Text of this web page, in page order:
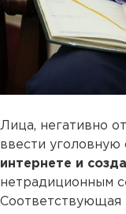
Лица, негативно
ввести уголовную
интернете и
нетрадиционным
Соответствующая